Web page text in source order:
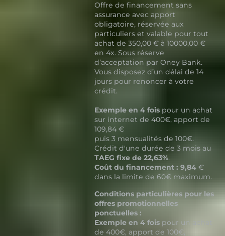
Offre de financement sans
assurance avec apport
obligatoire, réservée aux
particuliers et valable pour tout
achat de 350,00 € à 10000,00 €
en 4x. Sous réserve
d’acceptation par Oney Bank.
Vous disposez d’un délai de 14
jours pour renoncer à votre
crédit.
Exemple en 4 fois pour un achat
sur internet de 400€, apport de
109,84 €
puis 3 mensualités de 100€.
Crédit d'une durée de 3 mois au
TAEG fixe de 22,63%.
Coût du financement : 9,84 €
dans la limite de 60€ maximum.
Conditions particulières pour les
offres promotionnelles
ponctuelles :
Exemple en 4 fois pour un achat
de 400€, apport de 100€,